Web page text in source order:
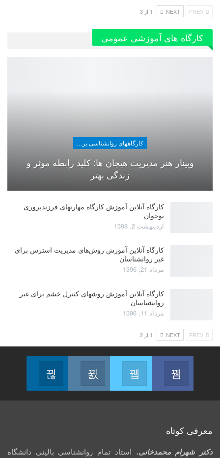
NEXT 1 از 3
کارگاه های آموزشی عمومی
کارگاههای روانشناسی برای عموم
وبینار هنر مدیریت هیجان ها: کلید رابطه موثر و
زندگی بهتر
کارگاه آنلاین آموزش کارگاه مهارتهای فرزندپروری
نوجوان
اردیبهشت 2, 1398
کارگاه آنلاین آموزش روش‌های مدیریت استرس برای
غیر روانشناسان
مرداد 21, 1396
کارگاه آنلاین آموزش روشهای کنترل خشم برای غیر
روانشناسان
مرداد 11, 1396
NEXT 1 از 2
Facebook
Join us on Facebook
Twitter
Join us on Twitter
Instagram
Join us on Instagram
معرفی کوتاه
دکتر شهرام محمدخانی، استاد تمام روانشناسی بالینی دانشگاه